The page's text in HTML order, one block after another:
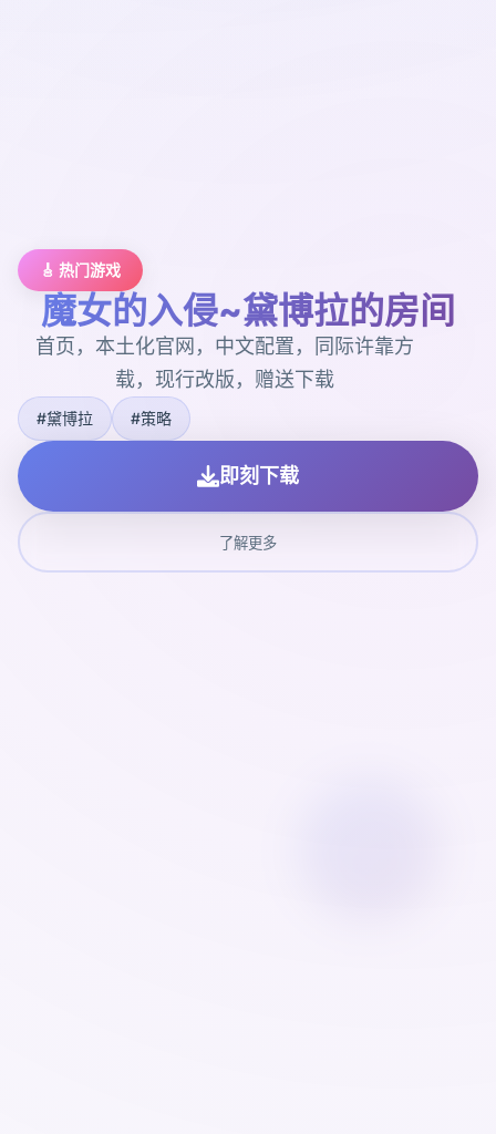
🎸 热门游戏
魔女的入侵~黛博拉的房间
首页，本土化官网，中文配置，同际许靠方
载，现行改版，赠送下载
#黛博拉 #策略
即刻下载
了解更多